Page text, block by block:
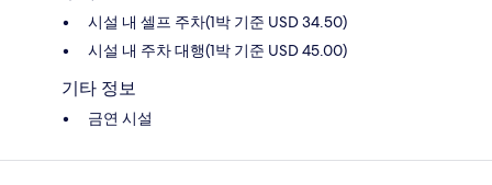
시설 내 셀프 주차(1박 기준 USD 34.50)
시설 내 주차 대행(1박 기준 USD 45.00)
기타 정보
금연 시설